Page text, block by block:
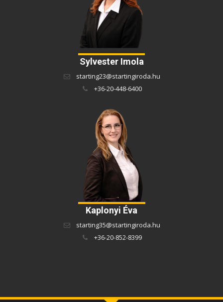
Sylvester Imola
starting23@startingiroda.hu
+36-20-448-6400
Kaplonyi Éva
starting35@startingiroda.hu
+36-20-852-8399